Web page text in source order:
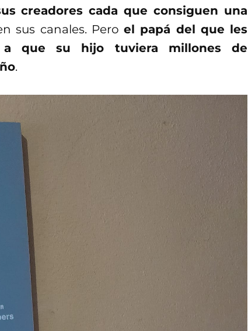
creadores cada que consiguen una
sus canales. Pero el papá del que les
a que su hijo tuviera millones de
.